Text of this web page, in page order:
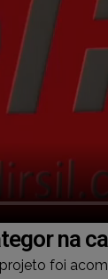
na
foi